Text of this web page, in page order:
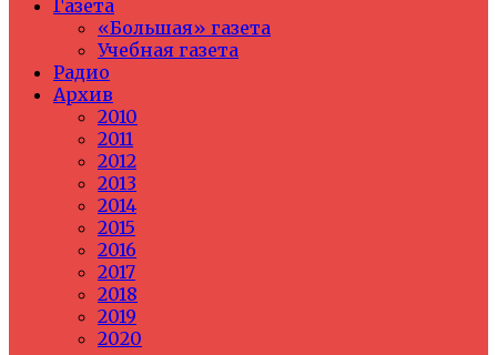
Газета
«Большая» газета
Учебная газета
Радио
Архив
2010
2011
2012
2013
2014
2015
2016
2017
2018
2019
2020